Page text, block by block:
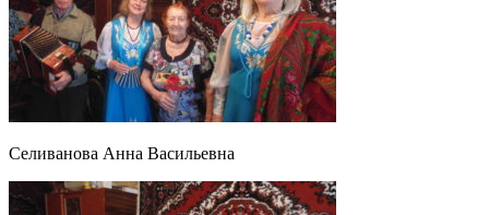
Селиванова Анна Васильевна